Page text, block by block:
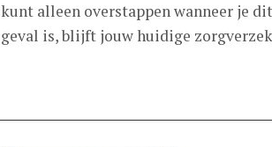
kunt alleen overstappen wanneer je
geval is, blijft jouw huidige